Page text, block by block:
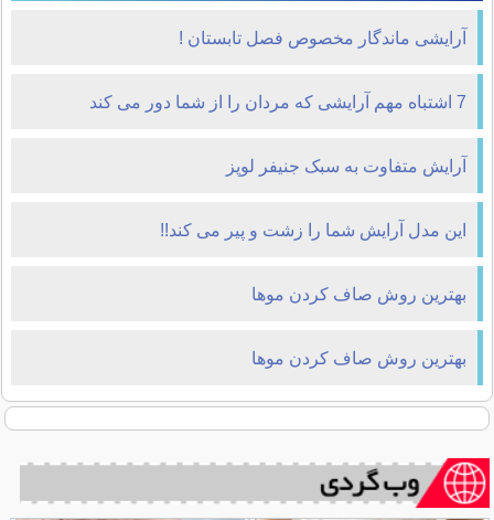
آرایشی ماندگار مخصوص فصل تابستان !
7 اشتباه مهم آرایشی که مردان را از شما دور می کند
آرایش متفاوت به سبک جنیفر لوپز
این مدل آرایش شما را زشت و پیر می کند!!
بهترين روش صاف کردن موها
بهترين روش صاف کردن موها